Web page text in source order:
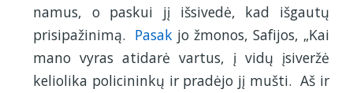
namus, o paskui jį išsivedė, kad išgautų
prisipažinimą. Pasak jo žmonos, Safijos, „Kai
mano vyras atidarė vartus, į vidų įsiveržė
keliolika policininkų ir pradėjo jį mušti. Aš ir